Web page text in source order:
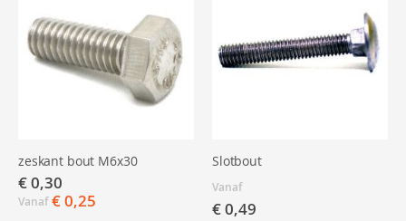
zeskant bout M6x30
€ 0,30
Vanaf € 0,25
Slotbout
Vanaf
€ 0,49